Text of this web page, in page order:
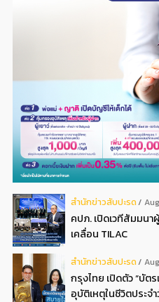
สํานักข่าวสับปะรด
คปภ. เปิดเวทีสัมมนา
เคลื่อน TILAC
สํานักข่าวสับปะรด
กรุงไทย เปิดตัว “บัต
อุบัติเหตุในชีวิตประ